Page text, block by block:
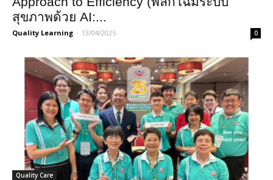
สุขภาพด้วย AI:...
Quality Learning - 13/04/2025 0
Quality Care